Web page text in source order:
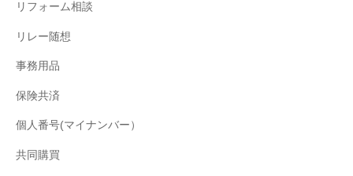
リフォーム相談
リレー随想
事務用品
保険共済
個人番号(マイナンバー）
共同購買